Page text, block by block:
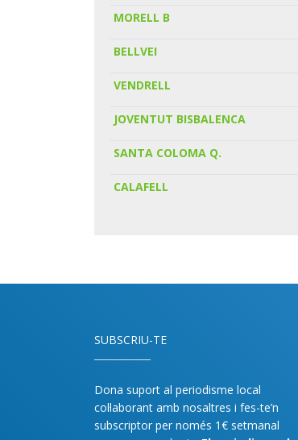
MORELL B
BELLVEI
VENDRELL
JOVENTUT BISBALENCA
SANTA COLOMA Q.
CALAFELL
SUBSCRIU-TE
Dona suport al periodisme local
col·laborant amb nosaltres i fes-te’n
subscriptor per només 1€ setmanal